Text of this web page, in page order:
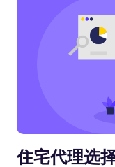
住宅代理选